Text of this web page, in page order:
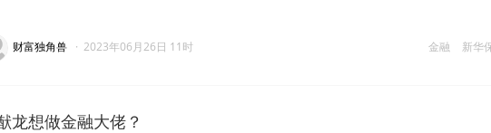
金融 新华
财富独角兽 · 2023年06月26日 11时
龙想做金融大佬？